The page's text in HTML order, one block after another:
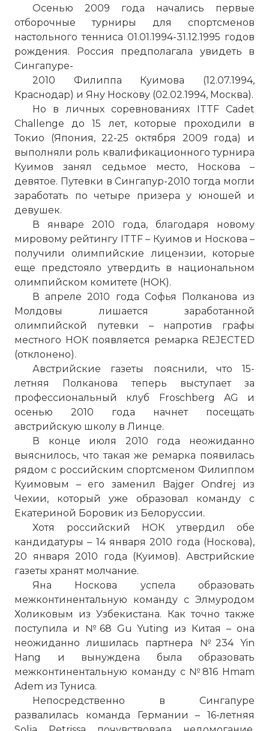
Осенью 2009 года начались первые
отборочные турниры для спортсменов
настольного тенниса 01.01.1994-31.12.1995 годов
рождения. Россия предполагала увидеть в
Сингапуре-
2010 Филиппа Куимова (12.07.1994,
Краснодар) и Яну Носкову (02.02.1994, Москва).
Но в личных соревнованиях ITTF Cadet
Challenge до 15 лет, которые проходили в
Токио (Япония, 22-25 октября 2009 года) и
выполняли роль квалификационного турнира
Куимов занял седьмое место, Носкова –
девятое. Путевки в Сингапур-2010 тогда могли
заработать по четыре призера у юношей и
девушек.
В январе 2010 года, благодаря новому
мировому рейтингу ITTF – Куимов и Носкова –
получили олимпийские лицензии, которые
еще предстояло утвердить в национальном
олимпийском комитете (НОК).
В апреле 2010 года Софья Полканова из
Молдовы лишается заработанной
олимпийской путевки – напротив графы
местного НОК появляется ремарка REJECTED
(отклонено).
Австрийские газеты пояснили, что 15-
летняя Полканова теперь выступает за
профессиональный клуб Froschberg AG и
осенью 2010 года начнет посещать
австрийскую школу в Линце.
В конце июля 2010 года неожиданно
выяснилось, что такая же ремарка появилась
рядом с российским спортсменом Филиппом
Куимовым – его заменил Bajger Ondrej из
Чехии, который уже образовал команду с
Екатериной Боровик из Белоруссии.
Хотя российский НОК утвердил обе
кандидатуры – 14 января 2010 года (Носкова),
20 января 2010 года (Куимов). Австрийские
газеты хранят молчание.
Яна Носкова успела образовать
межконтинентальную команду с Элмуродом
Холиковым из Узбекистана. Как точно также
поступила и №68 Gu Yuting из Китая – она
неожиданно лишилась партнера №234 Yin
Hang и вынуждена была образовать
межконтинентальную команду с №816 Hmam
Adem из Туниса.
Непосредственно в Сингапуре
развалилась команда Германии – 16-летняя